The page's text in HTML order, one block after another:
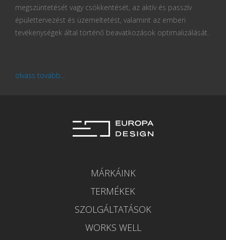
megszüntetését vagy csökkentését, az aktív és passzív
épülettervezést és üzemeltetést, valamint az emberi
tevékenységek által történő beavatkozások optimalizálását.
olvass tovább...
MÁRKÁINK
TERMÉKEK
SZOLGÁLTATÁSOK
WORKS WELL